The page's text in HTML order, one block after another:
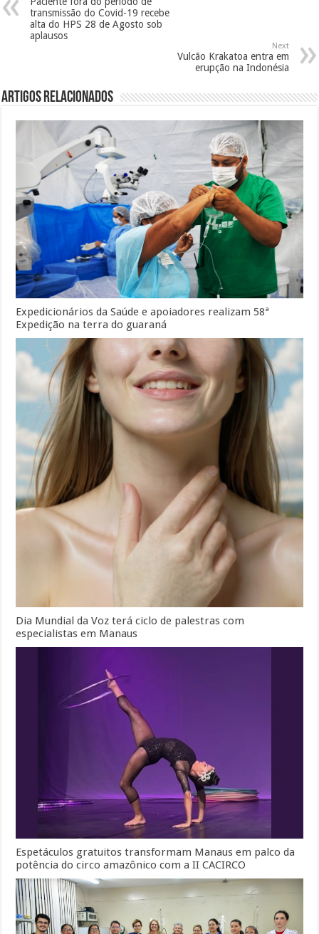
transmissão do Covid-19 recebe
alta do HPS 28 de Agosto sob
aplausos
Next
Vulcão Krakatoa entra em
erupção na Indonésia
Artigos Relacionados
Expedicionários da Saúde e apoiadores realizam 58ª
Expedição na terra do guaraná
Dia Mundial da Voz terá ciclo de palestras com
especialistas em Manaus
Espetáculos gratuitos transformam Manaus em palco da
potência do circo amazônico com a II CACIRCO